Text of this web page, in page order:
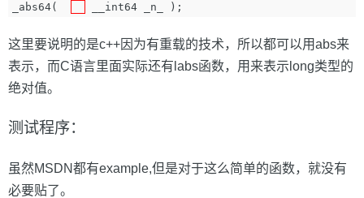
_abs64( __int64 _n_ );
这里要说明的是c++因为有重载的技术，所以都可以用abs来
表示，而C语言里面实际还有labs函数，用来表示long类型的
绝对值。
测试程序：
虽然MSDN都有example,但是对于这么简单的函数，就没有
必要贴了。